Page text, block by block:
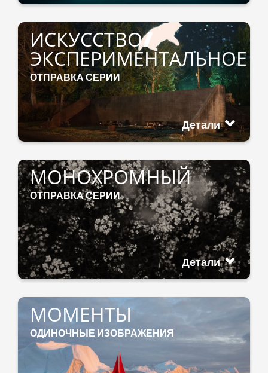
ИСКУССТВО/
ЭКСПЕРИМЕНТАЛЬНОЕ
ОТПРАВКА СЕРИИ
Детали
МОНОХРОМНЫЙ
ОТПРАВКА СЕРИИ
Детали
МОМЕНТЫ
ОДИНОЧНЫЕ ИЗОБРАЖЕНИЯ